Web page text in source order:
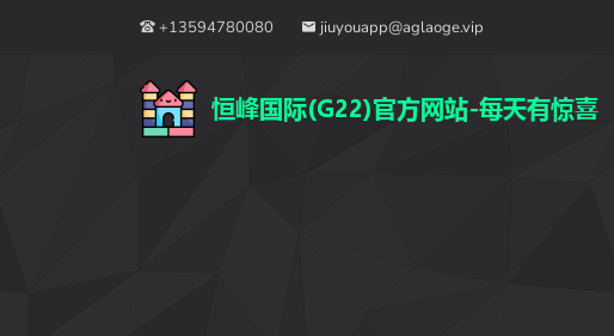
+13594780080 jiuyouapp@aglaoge.vip